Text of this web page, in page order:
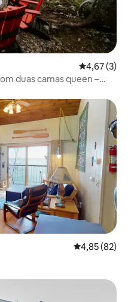
4,67 de
4,67 (3)
duas camas queen –
4,85 de uma
4,85 (82)